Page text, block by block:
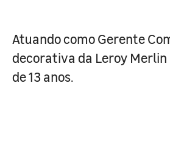
Atuando como Gerente
decorativa da Leroy
de 13 anos.